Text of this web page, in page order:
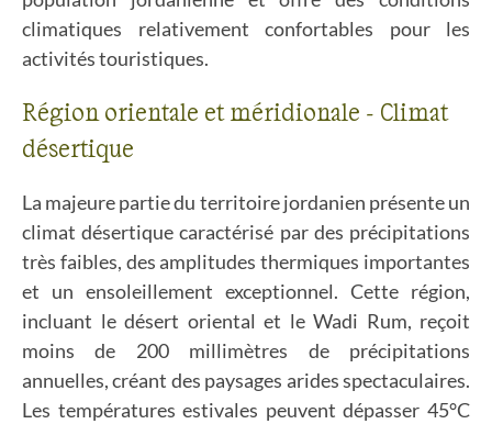
climatiques relativement confortables pour les
activités touristiques.
Région orientale et méridionale - Climat
désertique
La majeure partie du territoire jordanien présente un
climat désertique caractérisé par des précipitations
très faibles, des amplitudes thermiques importantes
et un ensoleillement exceptionnel. Cette région,
incluant le désert oriental et le Wadi Rum, reçoit
moins de 200 millimètres de précipitations
annuelles, créant des paysages arides spectaculaires.
Les températures estivales peuvent dépasser 45°C